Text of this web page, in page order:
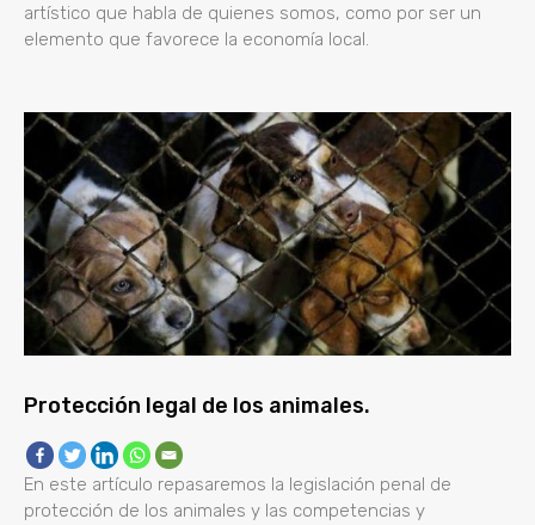
artístico que habla de quienes somos, como por ser un
elemento que favorece la economía local.
Protección legal de los animales.
En este artículo repasaremos la legislación penal de
protección de los animales y las competencias y